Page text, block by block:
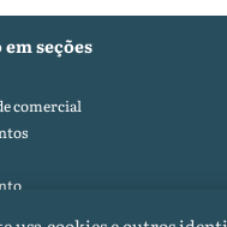
seções
comercial